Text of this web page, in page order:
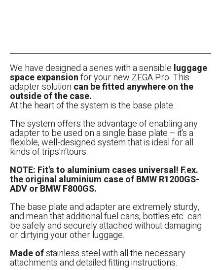
We have designed a series with a sensible luggage
space expansionfor your new ZEGA Pro. This
adapter solution can be fitted anywhere on the
outside of the case.
At the heart of the system is the base plate.
The system offers the advantage of enabling any
adapter to be used on a single base plate – it's a
flexible, well-designed system that is ideal for all
kinds of trips'n'tours.
NOTE: Fit's to aluminium cases universal! F.ex.
the original aluminium case of BMW R1200GS-
ADV or BMW F800GS.
The base plate and adapter are extremely sturdy,
and mean that additional fuel cans, bottles etc. can
be safely and securely attached without damaging
or dirtying your other luggage.
Made ofstainless steel with all the necessary
attachments and detailed fitting instructions.